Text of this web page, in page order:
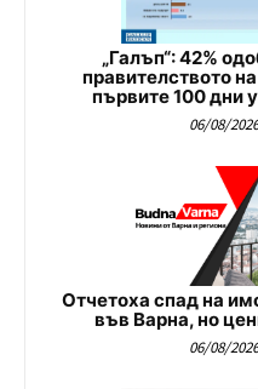
„Галъп“: 42%
правителството
първите 100 дни
06/08/2026
Отчетоха спад на
във Варна, но
06/08/2026